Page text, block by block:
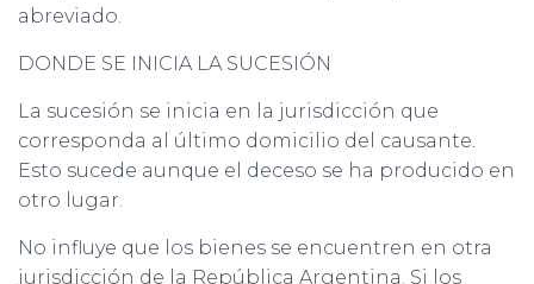
abreviado.
DONDE SE INICIA LA SUCESIÓN
La sucesión se inicia en la jurisdicción que
corresponda al último domicilio del causante.
Esto sucede aunque el deceso se ha producido en
otro lugar.
No influye que los bienes se encuentren en otra
jurisdicción de la República Argentina. Si los